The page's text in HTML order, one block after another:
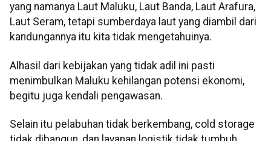
yang namanya Laut Maluku, Laut Banda, Laut Arafura,
Laut Seram, tetapi sumberdaya laut yang diambil dari
kandungannya itu kita tidak mengetahuinya.
Alhasil dari kebijakan yang tidak adil ini pasti
menimbulkan Maluku kehilangan potensi ekonomi,
begitu juga kendali pengawasan.
Selain itu pelabuhan tidak berkembang, cold storage